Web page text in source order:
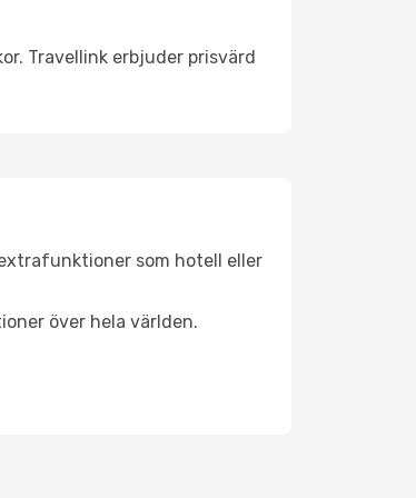
Travellink erbjuder prisvärd
som hotell eller
över hela världen.